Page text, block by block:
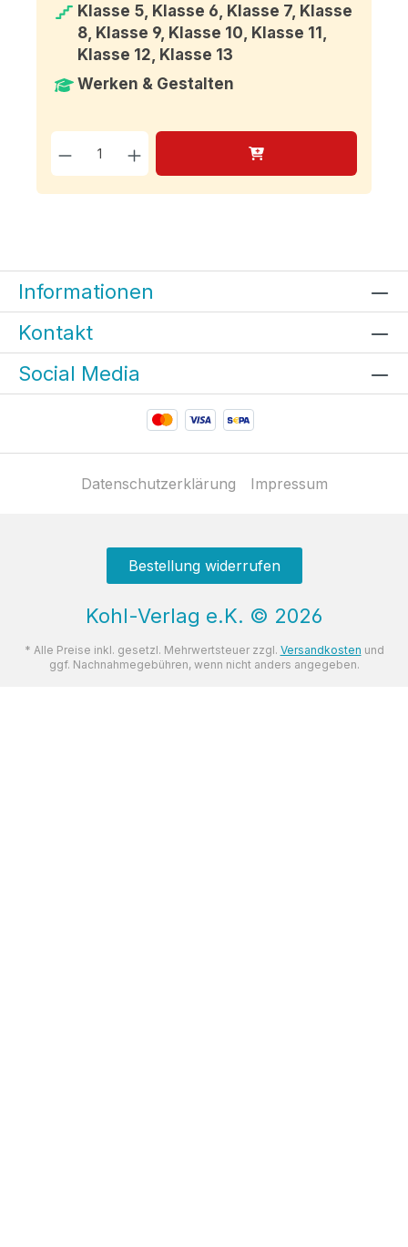
Klasse 5, Klasse 6, Klasse 7, Klasse
8, Klasse 9, Klasse 10, Klasse 11,
Klasse 12, Klasse 13
Werken & Gestalten
Produkt Anzahl: Gib den
Informationen
Kontakt
Social Media
Datenschutzerklärung Impressum
Bestellung widerrufen
Kohl-Verlag e.K. © 2026
* Alle Preise inkl. gesetzl. Mehrwertsteuer zzgl. Versandkosten und
ggf. Nachnahmegebühren, wenn nicht anders angegeben.